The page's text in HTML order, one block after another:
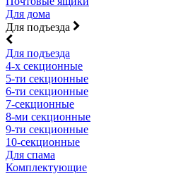
Для дома
Для подъезда
Для подъезда
4-х секционные
5-ти секционные
6-ти секционные
7-секционные
8-ми секционные
9-ти секционные
10-секционные
Для спама
Комплектующие